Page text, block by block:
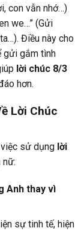
con vẫn nhớ…)
we…” (Gửi
Điều này cho
gửi gắm tình
lời chúc 8/3
hơn.
Lời Chúc
sử dụng lời
nữ:
Anh thay vì
sự tinh tế, hiện